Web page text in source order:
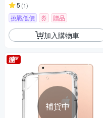
5 (1)
挑戰低價 券 贈品
加入購物車
補貨中